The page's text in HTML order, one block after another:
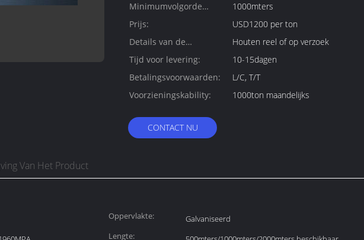
Minimumvolgorde
Hoeveelheid:
1000mters
Prijs:
USD1200 per ton
Details van de
verpakking:
Houten reel of op verzoek
Tijd voor levering:
10-15dagen
Betalingsvoorwaarden:
L/C, T/T
Voorzieningskability:
1000ton maandelijks
CONTACT NU
Van Het Product
Oppervlakte:
Galvaniseerd
Lengte: